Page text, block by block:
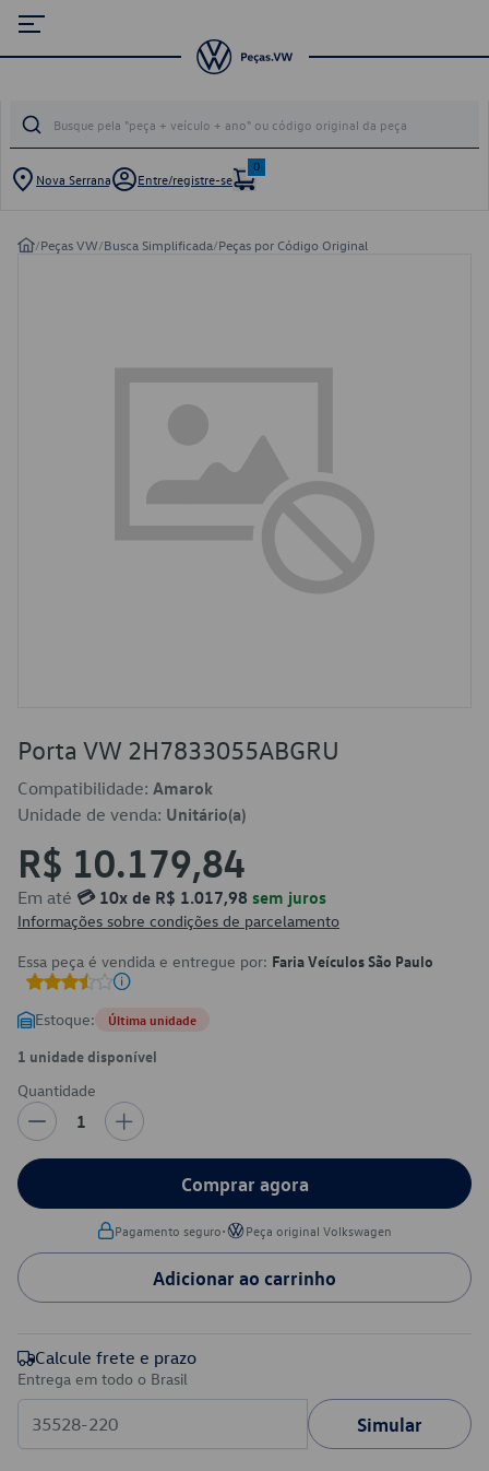
Nova Serrana Entre/registre-se
0
/Peças VW/Busca Simplificada/Peças por Código Original
Porta VW 2H7833055ABGRU
Compatibilidade: Amarok
Unidade de venda: Unitário(a)
R$ 10.179,84
Em até 💳 10x de R$ 1.017,98 sem juros
Informações sobre condições de parcelamento
Essa peça é vendida e entregue por: Faria Veículos São Paulo
Estoque: Última unidade
1 unidade disponível
Quantidade
1
Comprar agora
Pagamento seguro• Peça original Volkswagen
Adicionar ao carrinho
Calcule frete e prazo
Entrega em todo o Brasil
Simular